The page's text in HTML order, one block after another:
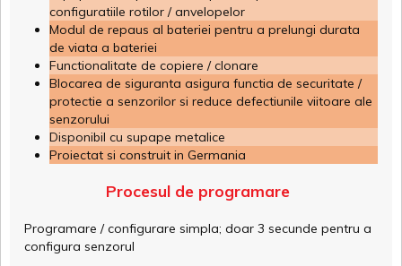
configuratiile rotilor / anvelopelor
Modul de repaus al bateriei pentru a prelungi durata
de viata a bateriei
Functionalitate de copiere / clonare
Blocarea de siguranta asigura functia de securitate /
protectie a senzorilor si reduce defectiunile viitoare ale
senzorului
Disponibil cu supape metalice
Proiectat si construit in Germania
Procesul de programare
Programare / configurare simpla; doar 3 secunde pentru a
configura senzorul